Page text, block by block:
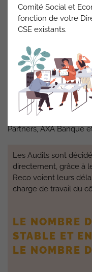
L’Audit Interne d’AXA
base d’une évaluation
pertinence des
au Comité d’Audit.
À la conclusion de
adressé au
l’audit interne
ses filiales ainsi qu’à
Assurance (Avanssur)
Partners, AXA Banque
Les Audits sont
directement, grâce à
Reco voient leurs
charge de travail du
LE NOMBRE
STABLE ET
LE NOMBRE
Comité Social et
fonction de votre
CSE existants.